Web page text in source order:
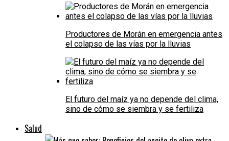
Productores de Morán en emergencia antes
el colapso de las vías por la lluvias
El futuro del maíz ya no depende del clima,
sino de cómo se siembra y se fertiliza
Salud